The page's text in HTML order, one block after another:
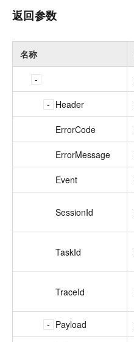
返回参数
名称
Header
ErrorCode
ErrorMessage
Event
SessionId
TaskId
TraceId
Payload